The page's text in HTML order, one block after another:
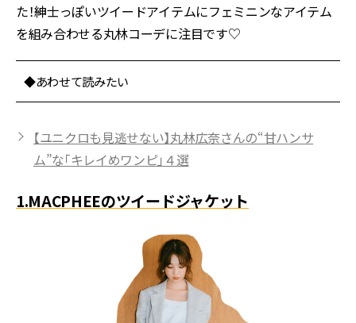
た！紳士っぽいツイードアイテムにフェミニンなアイテム
を組み合わせる丸林コーデに注目です♡
◆あわせて読みたい
【ユニクロも見逃せない】丸林広奈さんの“甘ハンサ
ム”な「キレイめワンピ」４選
1.MACPHEEのツイードジャケット